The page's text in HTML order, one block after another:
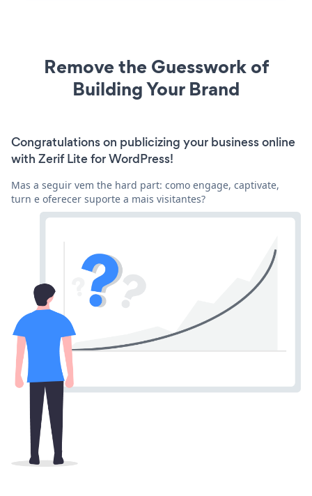
Remove the Guesswork of
Building Your Brand
Congratulations on publicizing your business online
with Zerif Lite for WordPress!
Mas a seguir vem the hard part: como engage, captivate,
turn e oferecer suporte a mais visitantes?